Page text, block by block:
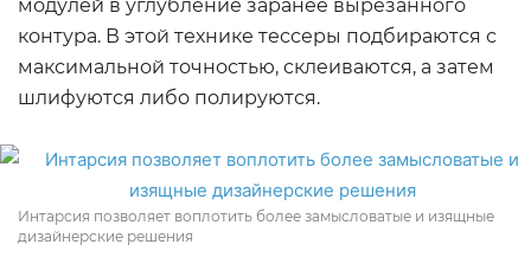
модулей в углубление заранее вырезанного
контура. В этой технике тессеры подбираются с
максимальной точностью, склеиваются, а затем
шлифуются либо полируются.
Интарсия позволяет воплотить более замысловатые и изящные
дизайнерские решения